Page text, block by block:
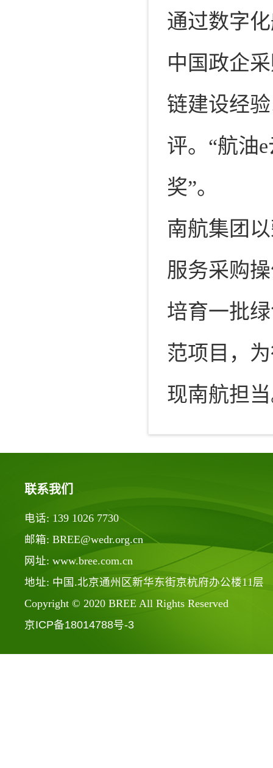
通过数字
中国政企
链建设经
评。“航油
奖”。
南航集团
服务采购
培育一批
范项目，
现南航担
联系我们
电话: 139 1026 7730
邮箱: BREE@wedr.org.cn
网址: www.bree.com.cn
地址: 中国.北京通州区新华东街京杭府办公楼11层
Copyright © 2020 BREE All Rights Reserved
京ICP备18014788号-3